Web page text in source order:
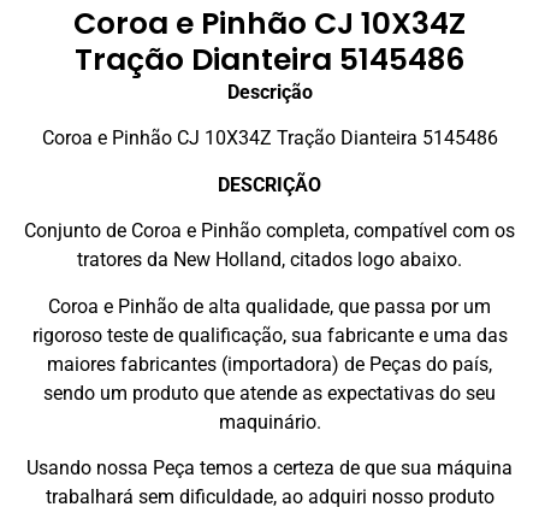
Coroa e Pinhão CJ 10X34Z
Tração Dianteira 5145486
Descrição
Coroa e Pinhão CJ 10X34Z Tração Dianteira 5145486
DESCRIÇÃO
Conjunto de Coroa e Pinhão completa, compatível com os
tratores da New Holland, citados logo abaixo.
Coroa e Pinhão de alta qualidade, que passa por um
rigoroso teste de qualificação, sua fabricante e uma das
maiores fabricantes (importadora) de Peças do país,
sendo um produto que atende as expectativas do seu
maquinário.
Usando nossa Peça temos a certeza de que sua máquina
trabalhará sem dificuldade, ao adquiri nosso produto